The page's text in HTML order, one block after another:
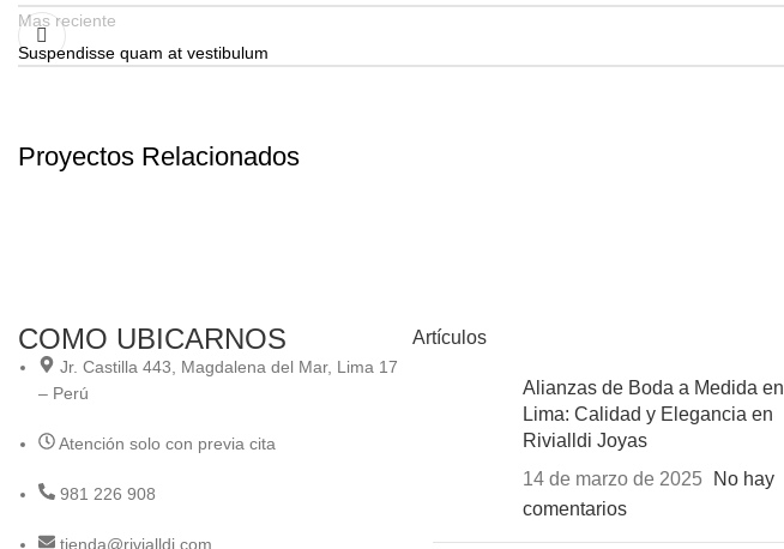
Mas reciente
Suspendisse quam at vestibulum
Proyectos Relacionados
COMO UBICARNOS
Jr. Castilla 443, Magdalena del Mar, Lima 17
– Perú
Atención solo con previa cita
981 226 908
tienda@rivialldi.com
Artículos
Alianzas de Boda a Medida en
Lima: Calidad y Elegancia en
Rivialldi Joyas
14 de marzo de 2025
No hay
comentarios